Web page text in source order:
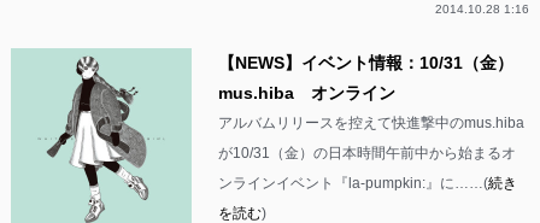
2014.10.28 1:16
【NEWS】イベント情報：10/31（金）
mus.hiba オンライン
アルバムリリースを控えて快進撃中のmus.hiba
が10/31（金）の日本時間午前中から始まるオ
ンラインイベント『la-pumpkin:』に……(続き
を読む)